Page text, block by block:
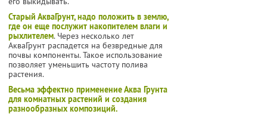
Старый АкваГрунт, надо положить в землю,
где он еще послужит накопителем влаги и
рыхлителем. Через несколько лет
АкваГрунт распадется на безвредные для
почвы компоненты. Такое использование
позволяет уменьшить частоту полива
растения.
Весьма эффектно применение Аква Грунта
для комнатных растений и создания
разнообразных композиций.